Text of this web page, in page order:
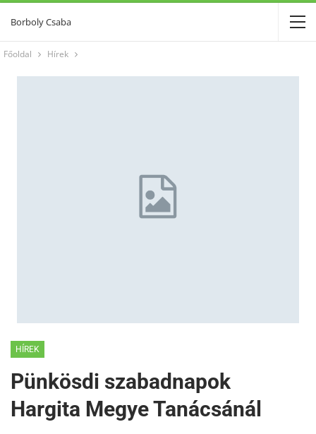
Borboly Csaba
Főoldal Hírek
HÍREK
Pünkösdi szabadnapok
Hargita Megye Tanácsánál